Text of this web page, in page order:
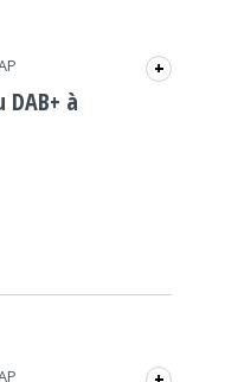
+
à